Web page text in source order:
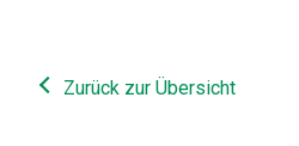
Zurück zur Übersicht